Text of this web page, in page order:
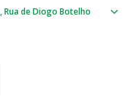
Rua de Diogo Botelho